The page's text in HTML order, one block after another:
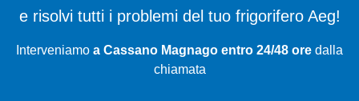
e risolvi tutti i problemi del tuo frigorifero Aeg!
Interveniamo a Cassano Magnago entro 24/48 ore dalla
chiamata